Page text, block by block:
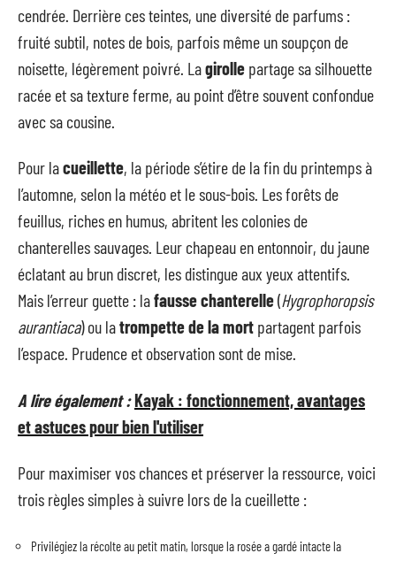
cendrée. Derrière ces teintes, une diversité de parfums :
fruité subtil, notes de bois, parfois même un soupçon de
noisette, légèrement poivré. Lagirolle partage sa silhouette
racée et sa texture ferme, au point d’être souvent confondue
avec sa cousine.
Pour lacueillette, la période s’étire de la fin du printemps à
l’automne, selon la météo et le sous-bois. Les forêts de
feuillus, riches en humus, abritent les colonies de
chanterelles sauvages. Leur chapeau en entonnoir, du jaune
éclatant au brun discret, les distingue aux yeux attentifs.
Mais l’erreur guette : lafausse chanterelle(Hygrophoropsis
aurantiaca) ou latrompette de la mort partagent parfois
l’espace. Prudence et observation sont de mise.
A lire également :Kayak : fonctionnement, avantages
et astuces pour bien l'utiliser
Pour maximiser vos chances et préserver la ressource, voici
trois règles simples à suivre lors de la cueillette :
Privilégiez la récolte au petit matin, lorsque la rosée a gardé intacte la